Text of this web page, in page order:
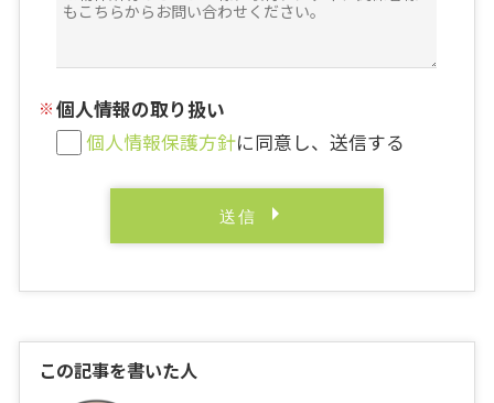
個人情報の取り扱い
個人情報保護方針に同意し、送信する
この記事を書いた人